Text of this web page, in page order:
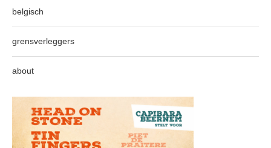
belgisch
grensverleggers
about